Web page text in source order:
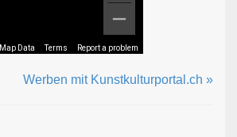
Map Data Terms Report a problem
Werben mit Kunstkulturportal.ch »